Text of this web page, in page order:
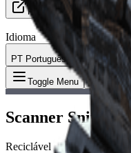
Recursos
Idioma
PT Português
Toggle Menu
Scanner Snitch
Reciclável